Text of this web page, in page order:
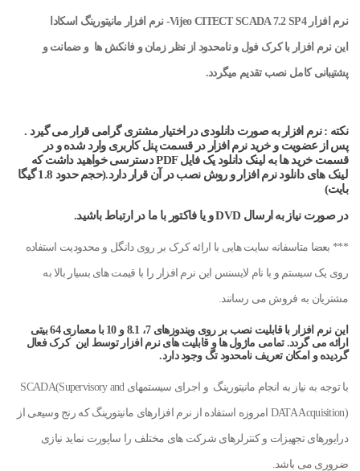
نرم افزار Vijeo CITECT SCADA 7.2 SP4- نرم افزار مانیتورینگ اسکادا
این نرم افزار با کرک فول و نامحدود از نظر زمان و فانکش ها و ضمانت و
پشتیبانی کامل نصب تقدیم میگردد.
نکته : نرم افزار به صورت دانلودی در اختیار مشتری گرامی قرار می گیرد .
پس از عضویت و خرید نرم افزار در قسمت پنل کاربری وارد شده و در
قسمت خرید ها به لینک دانلود یک فایل PDF دسترسی خواهید داشت که
لینک های دانلود نرم افزار و روش نصب در آن قرار دارد.(حجم حدود 1.8 گیگا
بایت)
در صورت نیاز به ارسال DVD و یا فاکتور با ما در ارتباط باشید.
*** بعضا متاسفانه سایت هایی با ارائه کرک بر روی دانگل و محدودیت استفاده
روی یک سیستم و با نام لایسنس این نرم افزار را با قیمت های بسیار بالا به
مشتریان به فروش می رسانند.
این نرم افزار با قابلیت نصب بر روی ویندوزهای 7، 8.1 و 10 با معماری 64 بیتی
ارائه می گردد. تمامی ماژول ها و قابلیت های نرم افزار توسط این کرک فعال
گردیده و امکان تعریف نامحدود تگ وجود دارد.
با توجه به نیاز به انجام مانیتورینگ و اجرای سیستمهای SCADA(Supervisory and
DATA Acquisition) امروزه استفاده از نرم افزارهای مانیتورینگ که رنج وسیعی از
درایورهای تجهیزات و کنترلرهای شرکت های مختلف را ساپورت نماید نیازی
ضروری می باشد.